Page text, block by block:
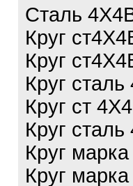
Сталь
Круг
Круг
Круг
Круг ст
Круг
Круг
Круг